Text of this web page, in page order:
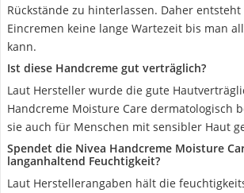
Rückstände zu hinterlassen. Daher entsteht
Eincremen keine lange Wartezeit bis man
kann.
Ist diese Handcreme gut verträglich?
Laut Hersteller wurde die gute
Handcreme Moisture Care dermatologisch
sie auch für Menschen mit sensibler Haut
Spendet die Nivea Handcreme Moisture
langanhaltend Feuchtigkeit?
Laut Herstellerangaben hält die